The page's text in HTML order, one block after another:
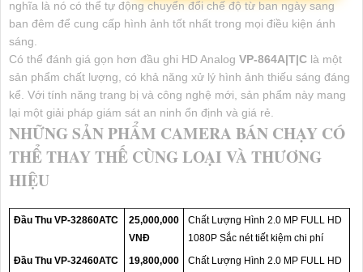
nghĩa là nó có thể tự động chuyển đổi chế độ từ ban ngày sang
ban đêm để cung cấp hình ảnh tốt nhất trong mọi điều kiện ánh
sáng.
Có thể đánh giá gọn hơn đầu ghi HD Analog VP-864A|T|C là một
sản phẩm chất lượng, có khả năng xử lý hình ảnh thiếu sáng đáng
kể. Với tính năng trang bị và công nghệ mới, sản phẩm này mang
lại một giải pháp giám sát an ninh ổn định và giá rẻ.
NHỮNG SẢN PHẨM CAMERA BÁN CHẠY CÓ
THỂ THAY THẾ CÙNG LOẠI VÀ THƯƠNG
HIỆU
Đầu Thu VP-32860ATC
25,000,000
VNĐ
Chất Lượng Hình 2.0 MP FULL HD
1080P Sắc nét tiết kiệm chi phí
Đầu Thu VP-32460ATC
19,800,000
Chất Lượng Hình 2.0 MP FULL HD